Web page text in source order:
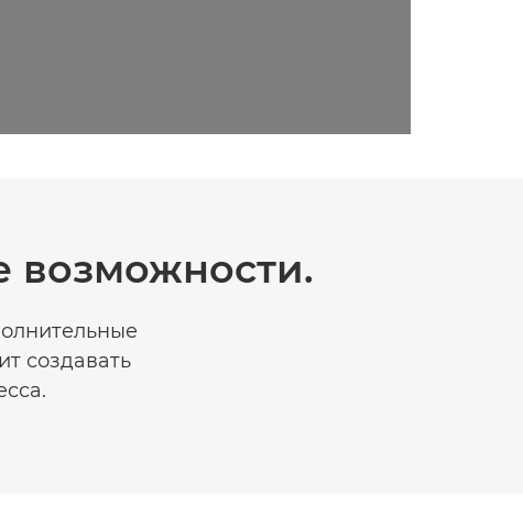
возможности.
создавать